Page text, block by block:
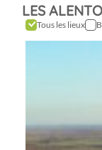
LES
Tous les lieux